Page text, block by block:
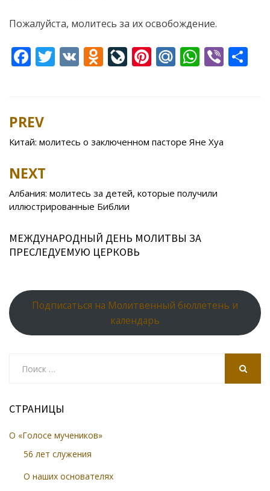
Пожалуйста, молитесь за их освобождение.
F
b
o
o
k
T V O
kl
as
ni
ki
Li
u
r
al
Pi
st
M
u
W
A
p
Vi
Post
navigation
PREV
Китай: молитесь о заключенном пасторе Яне Хуа
NEXT
Албания: молитесь за детей, которые получили
иллюстрированные Библии
МЕЖДУНАРОДНЫЙ ДЕНЬ МОЛИТВЫ ЗА
ПРЕСЛЕДУЕМУЮ ЦЕРКОВЬ
Подписаться на Молитвенный бюллетень и
календарь
СТРАНИЦЫ
О «Голосе мучеников»
56 лет служения
О наших основателях